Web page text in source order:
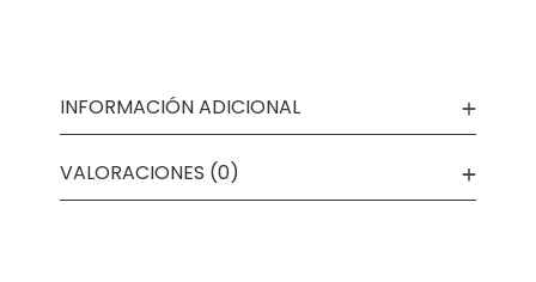
INFORMACIÓN ADICIONAL
VALORACIONES (0)